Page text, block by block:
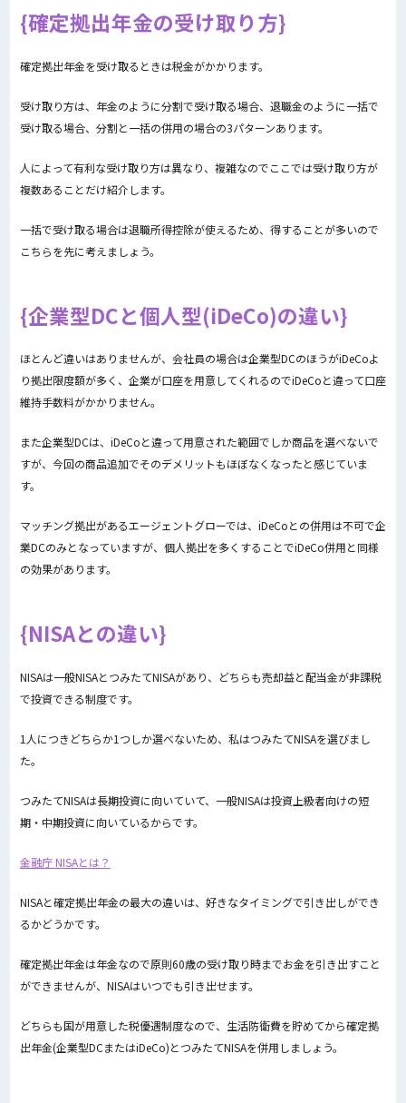
確定拠出年金の受け取り方
確定拠出年金を受け取るときは税金がかかります。
受け取り方は、年金のように分割で受け取る場合、退職金のように一括で
受け取る場合、分割と一括の併用の場合の3パターンあります。
人によって有利な受け取り方は異なり、複雑なのでここでは受け取り方が
複数あることだけ紹介します。
一括で受け取る場合は退職所得控除が使えるため、得することが多いので
こちらを先に考えましょう。
企業型DCと個人型(iDeCo)の違い
ほとんど違いはありませんが、会社員の場合は企業型DCのほうがiDeCoよ
り拠出限度額が多く、企業が口座を用意してくれるのでiDeCoと違って口座
維持手数料がかかりません。
また企業型DCは、iDeCoと違って用意された範囲でしか商品を選べないで
すが、今回の商品追加でそのデメリットもほぼなくなったと感じていま
す。
マッチング拠出があるエージェントグローでは、iDeCoとの併用は不可で企
業DCのみとなっていますが、個人拠出を多くすることでiDeCo併用と同様
の効果があります。
NISAとの違い
NISAは一般NISAとつみたてNISAがあり、どちらも売却益と配当金が非課税
で投資できる制度です。
1人につきどちらか1つしか選べないため、私はつみたてNISAを選びまし
た。
つみたてNISAは長期投資に向いていて、一般NISAは投資上級者向けの短
期・中期投資に向いているからです。
金融庁 NISAとは？
NISAと確定拠出年金の最大の違いは、好きなタイミングで引き出しができ
るかどうかです。
確定拠出年金は年金なので原則60歳の受け取り時までお金を引き出すこと
ができませんが、NISAはいつでも引き出せます。
どちらも国が用意した税優遇制度なので、生活防衛費を貯めてから確定拠
出年金(企業型DCまたはiDeCo)とつみたてNISAを併用しましょう。